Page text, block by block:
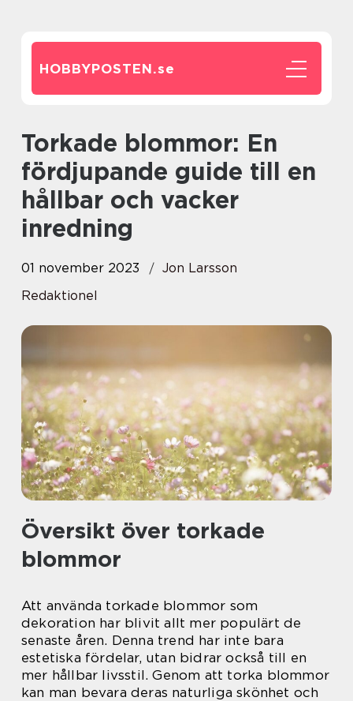
HOBBYPOSTEN.se
Torkade blommor: En
fördjupande guide till en
hållbar och vacker
inredning
01 november 2023
Jon Larsson
Redaktionel
Översikt över torkade
blommor
Att använda torkade blommor som
dekoration har blivit allt mer populärt de
senaste åren. Denna trend har inte bara
estetiska fördelar, utan bidrar också till en
mer hållbar livsstil. Genom att torka blommor
kan man bevara deras naturliga skönhet och